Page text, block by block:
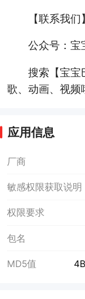
【联系我们】
公众号：宝
搜索【宝宝
歌、动画、视频
应用信息
厂商
敏感权限获取说明
权限要求
包名
MD5值